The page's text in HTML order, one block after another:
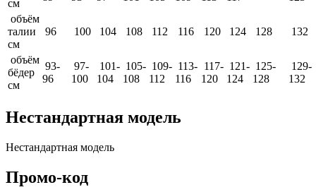
см
объём
талии
см
96 100 104 108 112 116 120 124 128 132
объём
бёдер
см
93-
96
97-
100
101-
104
105-
108
109-
112
113-
116
117-
120
121-
124
125-
128
129-
132
Нестандартная модель
Нестандартная модель
Промо-код